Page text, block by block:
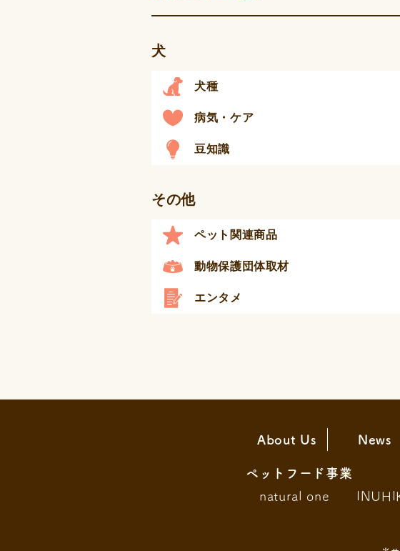
犬
犬種
病気・ケア
豆知識
その他
ペット関連商品
動物保護団体取材
エンタメ
About Us News
ペットフード事業
natural one